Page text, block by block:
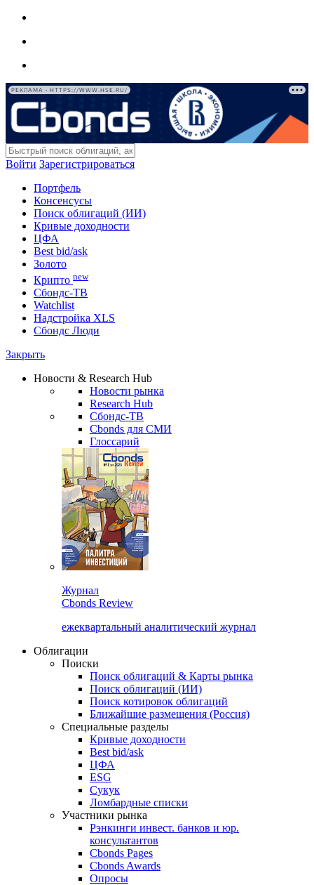
РЕКЛАМА • HTTPS://WWW.HSE.RU/
Войти Зарегистрироваться
Портфель
Консенсусы
Поиск облигаций (ИИ)
Кривые доходности
ЦФА
Best bid/ask
Золото
Крипто new
Сбондс-ТВ
Watchlist
Надстройка XLS
Сбондс Люди
Закрыть
Новости & Research Hub
Новости рынка
Research Hub
Сбондс-ТВ
Cbonds для СМИ
Глоссарий
Журнал
Cbonds Review
ежеквартальный аналитический журнал
Облигации
Поиски
Поиск облигаций & Карты рынка
Поиск облигаций (ИИ)
Поиск котировок облигаций
Ближайшие размещения (Россия)
Специальные разделы
Кривые доходности
Best bid/ask
ЦФА
ESG
Сукук
Ломбардные списки
Участники рынка
Рэнкинги инвест. банков и юр.
консультантов
Cbonds Pages
Cbonds Awards
Опросы